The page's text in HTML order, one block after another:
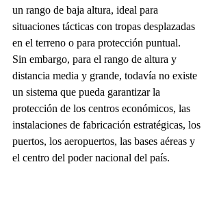
un rango de baja altura, ideal para
situaciones tácticas con tropas desplazadas
en el terreno o para protección puntual.
Sin embargo, para el rango de altura y
distancia media y grande, todavía no existe
un sistema que pueda garantizar la
protección de los centros económicos, las
instalaciones de fabricación estratégicas, los
puertos, los aeropuertos, las bases aéreas y
el centro del poder nacional del país.